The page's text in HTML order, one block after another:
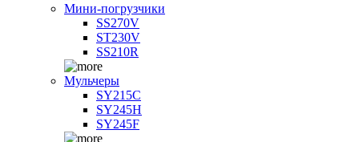
Мини-погрузчики
SS270V
ST230V
SS210R
Мульчеры
SY215C
SY245H
SY245F